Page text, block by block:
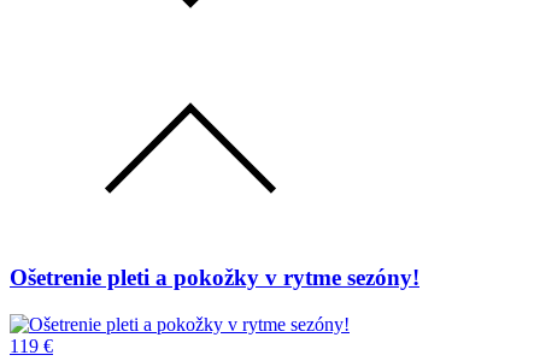
Ošetrenie pleti a pokožky v rytme sezóny!
119 €